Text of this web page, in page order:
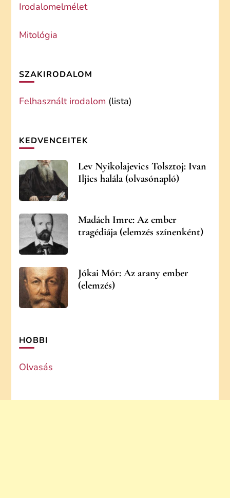
Irodalomelmélet
Mitológia
SZAKIRODALOM
Felhasznált irodalom (lista)
KEDVENCEITEK
Lev Nyikolajevics Tolsztoj: Ivan
Iljics halála (olvasónapló)
Madách Imre: Az ember
tragédiája (elemzés színenként)
Jókai Mór: Az arany ember
(elemzés)
HOBBI
Olvasás